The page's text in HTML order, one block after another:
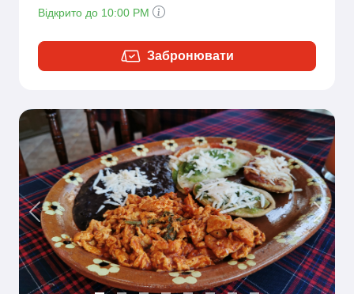
Відкрито до 10:00 PM
Забронювати
Previous Next